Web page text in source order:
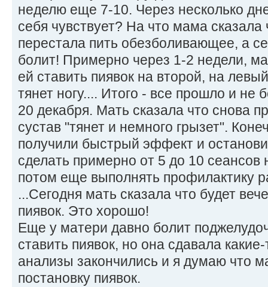
неделю еще 7-10. Через несколько
себя чувствует? На что мама
перестала пить обезболивающее, а
болит! Примерно через 1-2 недели,
ей ставить пиявок на второй, на
тянет ногу.... Итого - все прошло и не
20 декабря. Мать сказала что снова
сустав "тянет и немного грызет".
получили быстрый эффект и
сделать примерно от 5 до 10
потом еще выполнять профилактику
...Сегодня мать сказала что будет
пиявок. Это хорошо!
Еще у матери давно болит
ставить пиявок, но она сдавала
анализы закончились и я думаю что
постановку пиявок.